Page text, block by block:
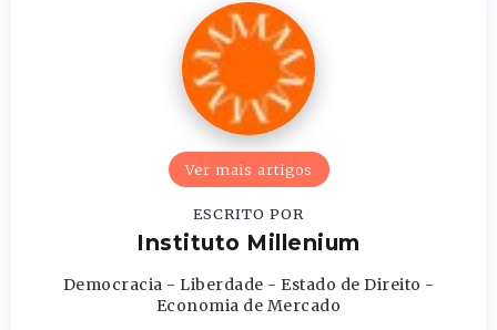
Ver mais artigos
ESCRITO POR
Instituto Millenium
Democracia - Liberdade - Estado de Direito -
Economia de Mercado